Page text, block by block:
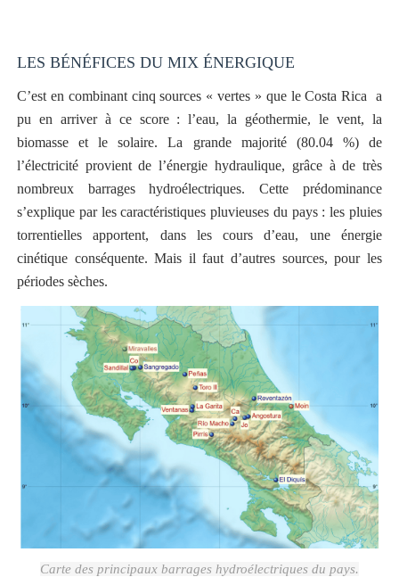
LES BÉNÉFICES DU MIX ÉNERGIQUE
C’est en combinant cinq sources « vertes » que le Costa Rica a
pu en arriver à ce score : l’eau, la géothermie, le vent, la
biomasse et le solaire. La grande majorité (80.04 %) de
l’électricité provient de l’énergie hydraulique, grâce à de très
nombreux barrages hydroélectriques. Cette prédominance
s’explique par les caractéristiques pluvieuses du pays : les pluies
torrentielles apportent, dans les cours d’eau, une énergie
cinétique conséquente. Mais il faut d’autres sources, pour les
périodes sèches.
Carte des principaux barrages hydroélectriques du pays.